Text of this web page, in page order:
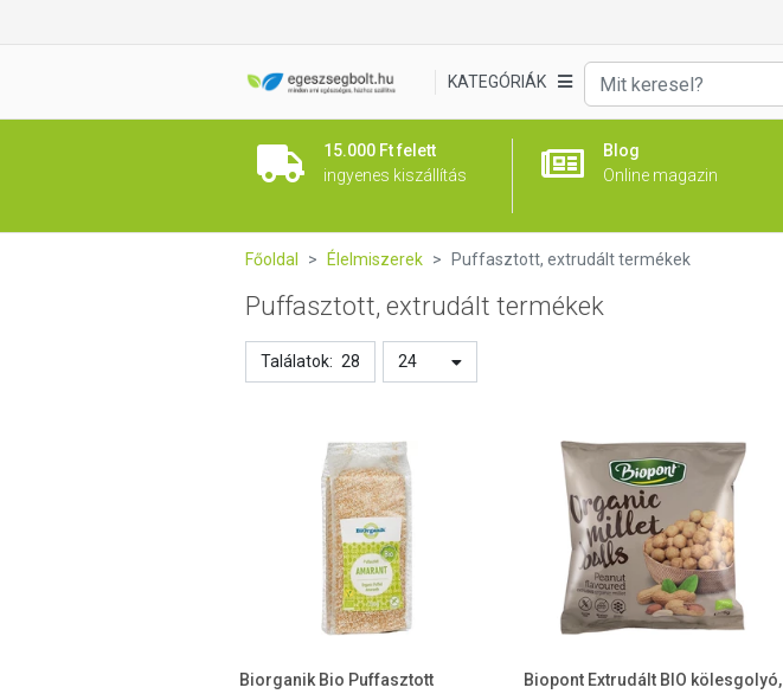
KATEGÓRIÁK
15.000 Ft felett
ingyenes kiszállítás
Blog
Online magazin
Főoldal Élelmiszerek Puffasztott, extrudált termékek
Puffasztott, extrudált termékek
Találatok: 28 24
Biorganik Bio Puffasztott
Biopont Extrudált BIO kölesgolyó,